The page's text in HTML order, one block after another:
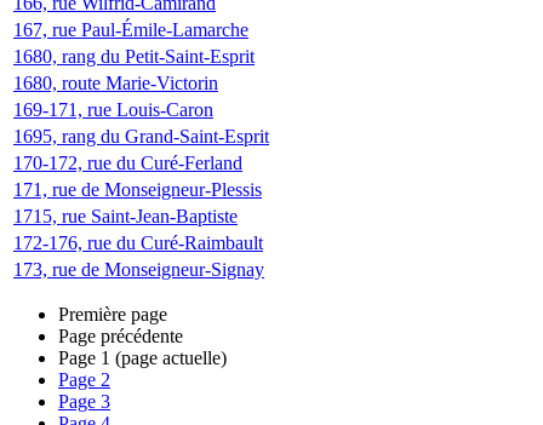
167, rue Paul-Émile-Lamarche
1680, rang du Petit-Saint-Esprit
1680, route Marie-Victorin
169-171, rue Louis-Caron
1695, rang du Grand-Saint-Esprit
170-172, rue du Curé-Ferland
171, rue de Monseigneur-Plessis
1715, rue Saint-Jean-Baptiste
172-176, rue du Curé-Raimbault
173, rue de Monseigneur-Signay
Première page
Page précédente
Page 1 (page actuelle)
Page 2
Page 3